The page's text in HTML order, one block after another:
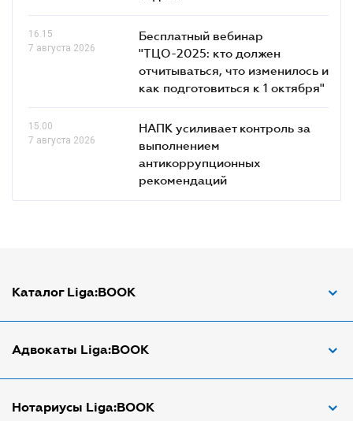
16.15
7 августа 2026
Бесплатный вебинар
"ТЦО-2025: кто должен
отчитываться, что изменилось и
как подготовиться к 1 октября"
15.00
7 августа 2026
НАПК усиливает контроль за
выполнением
антикоррупционных
рекомендаций
Каталог Liga:BOOK
Адвокат по трудовым спорам
Арбитражный управляющий
Адвокаты Liga:BOOK
Адвокаты в Днепре
Нотариусы Liga:BOOK